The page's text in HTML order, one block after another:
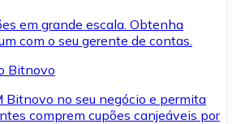
em grande escala. Obtenha
com o seu gerente de contas.
Bitnovo
Bitnovo no seu negócio e permita
comprem cupões canjeáveis por